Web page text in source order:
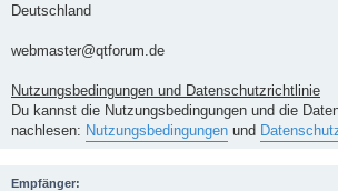
Deutschland
webmaster@qtforum.de
Nutzungsbedingungen und Datenschutzrichtlinie
Du kannst die Nutzungsbedingungen und die
nachlesen: Nutzungsbedingungen und
Empfänger: